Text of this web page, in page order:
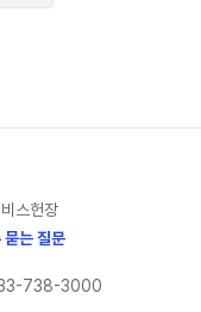
스헌장
묻는 질문
738-3000